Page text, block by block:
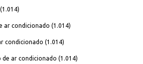
(1.014)
ar condicionado (1.014)
condicionado (1.014)
de ar condicionado (1.014)